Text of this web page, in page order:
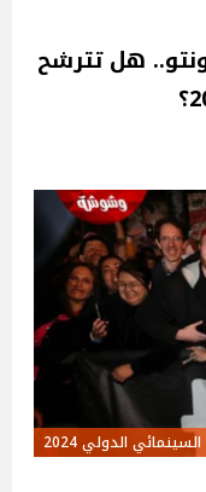
هل تترشح
الدولي 2024